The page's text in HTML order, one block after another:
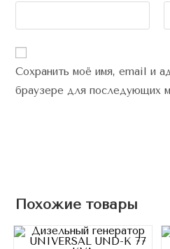
Сохранить моё имя, email и
браузере для последующих
Похожие товары